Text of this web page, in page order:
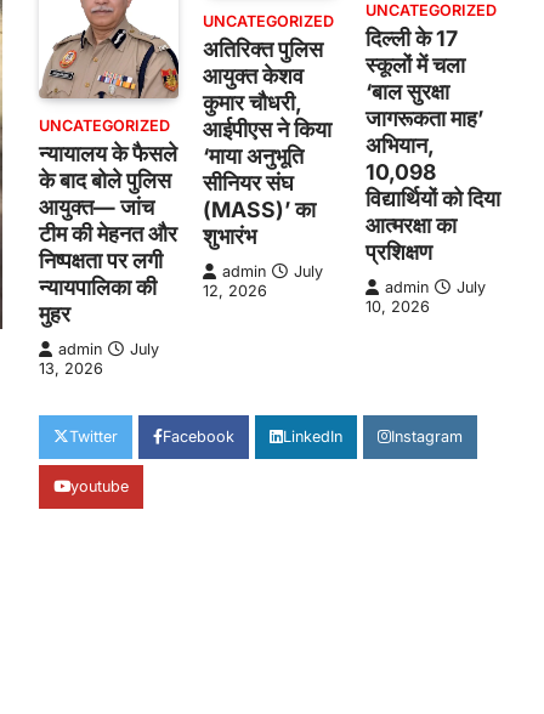
UNCATEGORIZED
न्यायालय के फैसले
के बाद बोले पुलिस
आयुक्त— जांच
टीम की मेहनत और
निष्पक्षता पर लगी
न्यायपालिका की
मुहर
admin
July
13, 2026
UNCATEGORIZED
अतिरिक्त पुलिस
आयुक्त केशव
कुमार चौधरी,
आईपीएस ने किया
‘माया अनुभूति
सीनियर संघ
(MASS)’ का
शुभारंभ
admin
July
12, 2026
UNCATEGORIZED
दिल्ली के 17
स्कूलों में चला
‘बाल सुरक्षा
जागरूकता माह’
अभियान,
10,098
विद्यार्थियों को दिया
आत्मरक्षा का
प्रशिक्षण
admin
July
10, 2026
Twitter Facebook LinkedIn Instagram
youtube